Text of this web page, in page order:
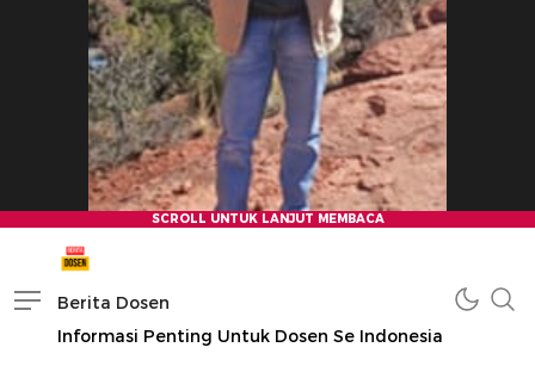
Berita Dosen
Informasi Penting Untuk Dosen Se Indonesia